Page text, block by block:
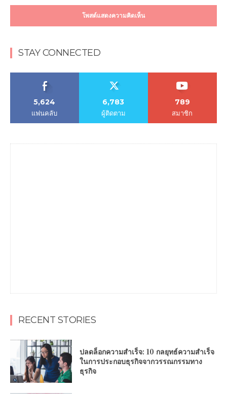
STAY CONNECTED
5,624
แฟนคลับ
6,783
ผู้ติดตาม
789
สมาชิก
RECENT STORIES
ปลดล็อกความสำเร็จ: 10 กลยุทธ์ความสำเร็จ
ในการประกอบธุรกิจจากวรรณกรรมทาง
ธุรกิจ